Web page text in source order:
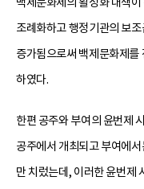
조례화하고 행정기관의 보
증가됨으로써 백제문화제를
하였다.
한편 공주와 부여의 윤번제
공주에서 개최되고 부여에
만 치렀는데, 이러한 윤번제